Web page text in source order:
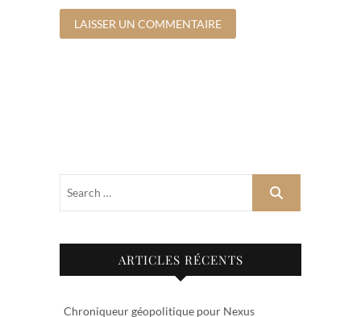
ARTICLES RÉCENTS
Chroniqueur géopolitique pour Nexus